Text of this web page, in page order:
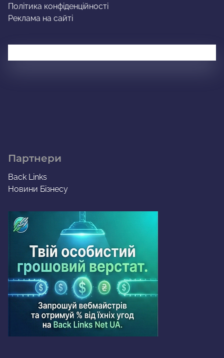
Політика конфіденційності
Реклама на сайті
Партнери
Back Links
Новини Бізнесу